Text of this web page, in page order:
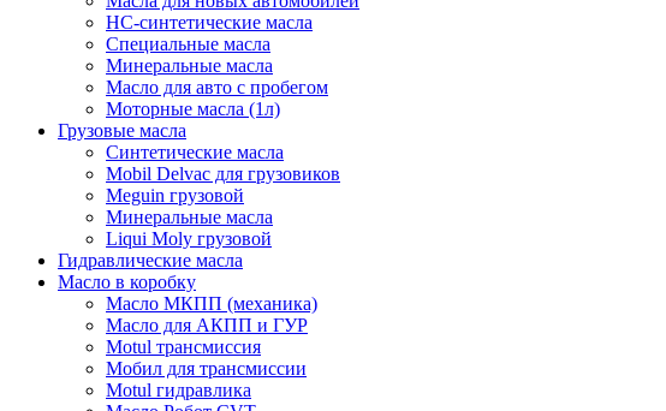
HC-синтетические масла
Специальные масла
Минеральные масла
Масло для авто с пробегом
Моторные масла (1л)
Грузовые масла
Синтетические масла
Mobil Delvac для грузовиков
Meguin грузовой
Минеральные масла
Liqui Moly грузовой
Гидравлические масла
Масло в коробку
Масло МКПП (механика)
Масло для АКПП и ГУР
Motul трансмиссия
Мобил для трансмиссии
Motul гидравлика